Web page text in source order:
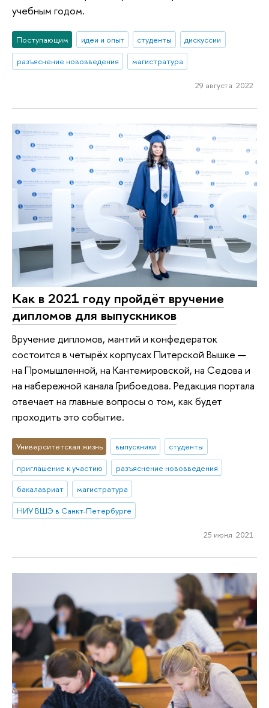
учебным годом.
Поступающим идеи и опыт студенты
дискуссии
разъяснение нововведения
магистратура
29 августа 2022
Как в 2021 году пройдёт вручение
дипломов для выпускников
Вручение дипломов, мантий и конфедераток
состоится в четырёх корпусах Питерской Вышке —
на Промышленной, на Кантемировской, на Седова и
на набережной канала Грибоедова. Редакция портала
отвечает на главные вопросы о том, как будет
проходить это событие.
Университетская жизнь выпускники
студенты
приглашение к участию
разъяснение нововведения
бакалавриат
магистратура
НИУ ВШЭ в Санкт-Петербурге
25 июня 2021